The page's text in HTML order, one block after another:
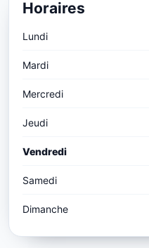
Horaires
Lundi
Mardi
Mercredi
Jeudi
Vendredi
Samedi
Dimanche